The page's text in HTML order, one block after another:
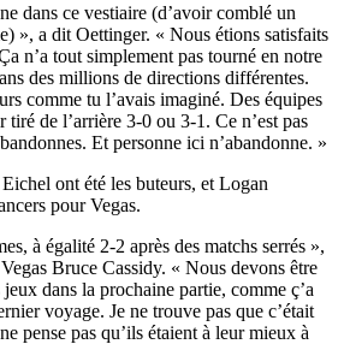
dans ce vestiaire (d’avoir comblé un
», a dit Oettinger. « Nous étions satisfaits
n’a tout simplement pas tourné en notre
des millions de directions différentes.
comme tu l’avais imaginé. Des équipes
tiré de l’arrière 3-0 ou 3-1. Ce n’est pas
Et personne ici n’abandonne. »
ont été les buteurs, et Logan
pour Vegas.
à égalité 2-2 après des matchs serrés »,
Bruce Cassidy. « Nous devons être
dans la prochaine partie, comme ç’a
voyage. Je ne trouve pas que c’était
pense pas qu’ils étaient à leur mieux à